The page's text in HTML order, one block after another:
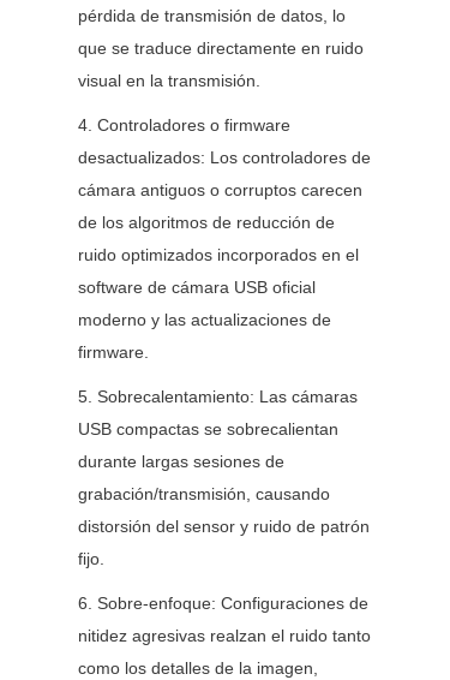
pérdida de transmisión de datos, lo
que se traduce directamente en ruido
visual en la transmisión.
4. Controladores o firmware
desactualizados: Los controladores de
cámara antiguos o corruptos carecen
de los algoritmos de reducción de
ruido optimizados incorporados en el
software de cámara USB oficial
moderno y las actualizaciones de
firmware.
5. Sobrecalentamiento: Las cámaras
USB compactas se sobrecalientan
durante largas sesiones de
grabación/transmisión, causando
distorsión del sensor y ruido de patrón
fijo.
6. Sobre-enfoque: Configuraciones de
nitidez agresivas realzan el ruido tanto
como los detalles de la imagen,